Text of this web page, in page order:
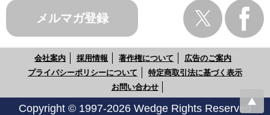
メルマガ登録
会社案内 採用情報 著作権について
広告のご案内
プライバシーポリシーについて
特定商取引法に基づく表示
お問い合わせ
Copyright © 1997-2026 Wedge Rights Reserved